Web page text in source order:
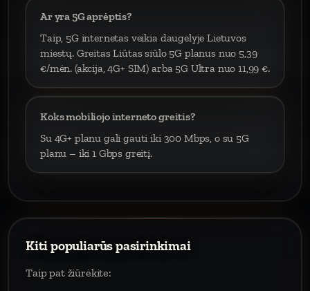
Ar yra 5G aprėptis?
Taip, 5G internetas veikia daugelyje Lietuvos
miestų. Greitas Liūtas siūlo 5G planus nuo 5,39
€/mėn. (akcija, 4G+ SIM) arba 5G Ultra nuo 11,99 €.
Koks mobiliojo interneto greitis?
Su 4G+ planu gali gauti iki 300 Mbps, o su 5G
planu – iki 1 Gbps greitį.
Kiti populiarūs pasirinkimai
Taip pat žiūrėkite: